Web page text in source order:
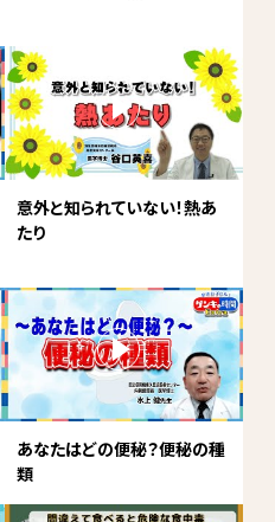
意外と知られていない！熱あ
たり
あなたはどの便秘？便秘の種
類